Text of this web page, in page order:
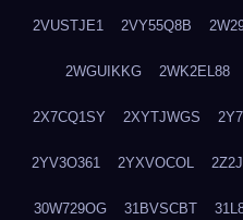
2VUSTJE1 2VY55Q8B
2WGUIKKG 2WK2EL88
2X7CQ1SY 2XYTJWGS
2YV3O361 2YXVOCOL
30W729OG 31BVSCBT